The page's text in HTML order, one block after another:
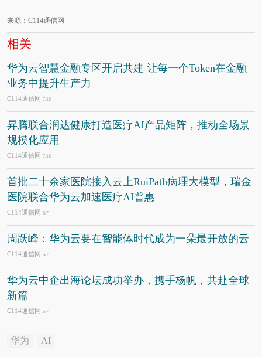
来源：C114通信网
相关
华为云智慧金融专区开启共建 让每一个Token在金融
业务中提升生产力
C114通信网 7/18
昇腾联合润达健康打造医疗AI产品矩阵，推动全场景
规模化应用
C114通信网 7/18
首批二十余家医院接入云上RuiPath病理大模型，瑞金
医院联合华为云加速医疗AI普惠
C114通信网 6/7
周跃峰：华为云要在智能体时代成为一朵最开放的云
C114通信网 6/7
华为云中企出海论坛成功举办，携手杨帆，共赴全球
新篇
C114通信网 6/7
华为 AI